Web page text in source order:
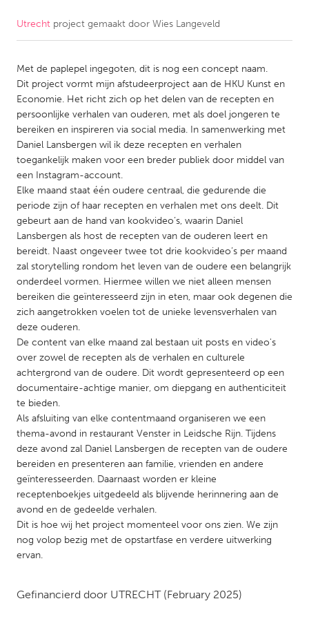
CANADA
Kitchener-Waterloo
New Glasgow
Newmarket
Ottawa
South Shore
Toronto
MALAYSIA
Kuala Lumpur
NETHERLANDS
Leiden
Rotterdam
Utrecht
QATAR
Qatar
SINGAPORE
Singapore
UNITED KINGDOM
Glasgow
UNITED STATES
Baltimore, MD
Boston, MA
Cleveland, OH
Utrecht project gemaakt door Wies Langeveld
Met de paplepel ingegoten, dit is nog een concept naam.
Dit project vormt mijn afstudeerproject aan de HKU Kunst en
Economie. Het richt zich op het delen van de recepten en
persoonlijke verhalen van ouderen, met als doel jongeren te
bereiken en inspireren via social media. In samenwerking met
Daniel Lansbergen wil ik deze recepten en verhalen
toegankelijk maken voor een breder publiek door middel van
een Instagram-account.
Elke maand staat één oudere centraal, die gedurende die
periode zijn of haar recepten en verhalen met ons deelt. Dit
gebeurt aan de hand van kookvideo’s, waarin Daniel
Lansbergen als host de recepten van de ouderen leert en
bereidt. Naast ongeveer twee tot drie kookvideo’s per maand
zal storytelling rondom het leven van de oudere een belangrijk
onderdeel vormen. Hiermee willen we niet alleen mensen
bereiken die geïnteresseerd zijn in eten, maar ook degenen die
zich aangetrokken voelen tot de unieke levensverhalen van
deze ouderen.
De content van elke maand zal bestaan uit posts en video's
over zowel de recepten als de verhalen en culturele
achtergrond van de oudere. Dit wordt gepresenteerd op een
documentaire-achtige manier, om diepgang en authenticiteit
te bieden.
Als afsluiting van elke contentmaand organiseren we een
thema-avond in restaurant Venster in Leidsche Rijn. Tijdens
deze avond zal Daniel Lansbergen de recepten van de oudere
bereiden en presenteren aan familie, vrienden en andere
geïnteresseerden. Daarnaast worden er kleine
receptenboekjes uitgedeeld als blijvende herinnering aan de
avond en de gedeelde verhalen.
Dit is hoe wij het project momenteel voor ons zien. We zijn
nog volop bezig met de opstartfase en verdere uitwerking
ervan.
Gefinancierd door UTRECHT (February 2025)